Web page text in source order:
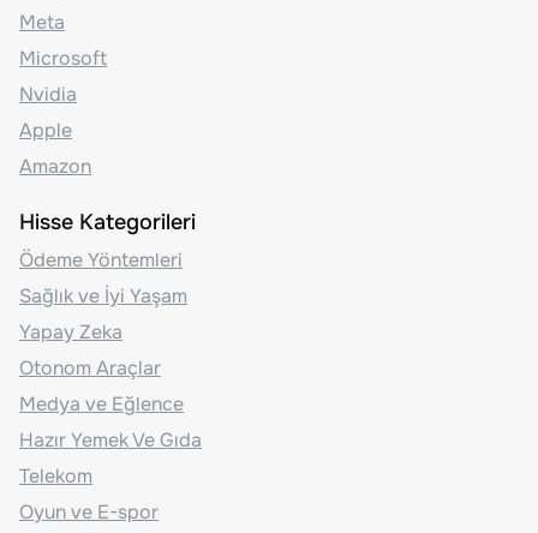
Meta
Microsoft
Nvidia
Apple
Amazon
Hisse Kategorileri
Ödeme Yöntemleri
Sağlık ve İyi Yaşam
Yapay Zeka
Otonom Araçlar
Medya ve Eğlence
Hazır Yemek Ve Gıda
Telekom
Oyun ve E-spor